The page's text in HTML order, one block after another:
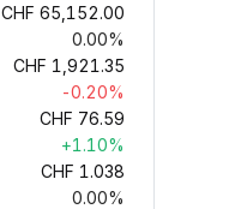
CHF 65,152.00
0.00%
CHF 1,921.35
-0.20%
CHF 76.59
+1.10%
CHF 1.038
0.00%